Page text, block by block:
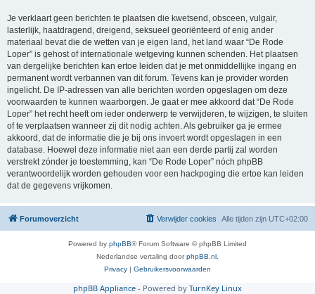
Je verklaart geen berichten te plaatsen die kwetsend, obsceen, vulgair,
lasterlijk, haatdragend, dreigend, seksueel georiënteerd of enig ander
materiaal bevat die de wetten van je eigen land, het land waar “De Rode
Loper” is gehost of internationale wetgeving kunnen schenden. Het plaatsen
van dergelijke berichten kan ertoe leiden dat je met onmiddellijke ingang en
permanent wordt verbannen van dit forum. Tevens kan je provider worden
ingelicht. De IP-adressen van alle berichten worden opgeslagen om deze
voorwaarden te kunnen waarborgen. Je gaat er mee akkoord dat “De Rode
Loper” het recht heeft om ieder onderwerp te verwijderen, te wijzigen, te sluiten
of te verplaatsen wanneer zij dit nodig achten. Als gebruiker ga je ermee
akkoord, dat de informatie die je bij ons invoert wordt opgeslagen in een
database. Hoewel deze informatie niet aan een derde partij zal worden
verstrekt zónder je toestemming, kan “De Rode Loper” nóch phpBB
verantwoordelijk worden gehouden voor een hackpoging die ertoe kan leiden
dat de gegevens vrijkomen.
Forumoverzicht Alle tijden zijn UTC+02:00
Verwijder cookies
Powered by phpBB® Forum Software © phpBB Limited
Nederlandse vertaling doorphpBB.nl
Privacy | Gebruikersvoorwaarden
phpBB Appliance - Powered by TurnKey Linux